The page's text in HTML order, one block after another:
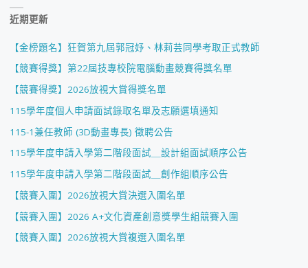
近期更新
【金榜題名】狂賀第九屆郭冠妤、林莉芸同學考取正式教師
【競賽得獎】第22屆技專校院電腦動畫競賽得獎名單
【競賽得獎】2026放視大賞得獎名單
115學年度個人申請面試錄取名單及志願選填通知
115-1兼任教師 (3D動畫專長) 徵聘公告
115學年度申請入學第二階段面試＿設計組面試順序公告
115學年度申請入學第二階段面試＿創作組順序公告
【競賽入圍】2026放視大賞決選入圍名單
【競賽入圍】2026 A+文化資產創意獎學生組競賽入圍
【競賽入圍】2026放視大賞複選入圍名單